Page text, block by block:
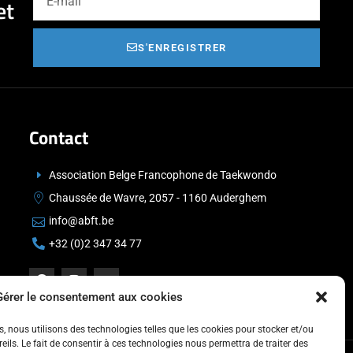
le consentement aux cookies
nous utilisons des technologies telles que les cookies pour stocker et/ou
Le fait de consentir à ces technologies nous permettra de traiter des
S'ENREGISTRER
Contact
Association Belge Francophone de Taekwondo
Chaussée de Wavre, 2057 - 1160 Auderghem
info@abft.be
+32 (0)2 347 34 77